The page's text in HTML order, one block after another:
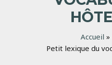
Accueil
Petit lexique du